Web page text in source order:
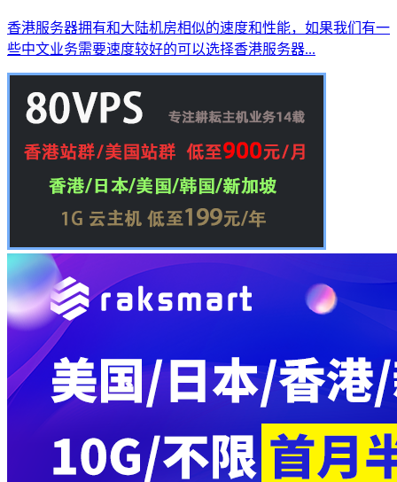
香港服务器拥有和大陆机房相似的速度和性能，如果我们有一
些中文业务需要速度较好的可以选择香港服务器...